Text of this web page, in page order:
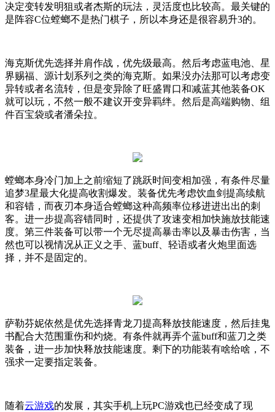
决定变转发明狙或者杰斯的玩法，灵活度也比较高。最关键的
是阵容C位螳螂不是热门棋子，所以本身还是很容易升3的。
海克斯优先选择并肩作战，优先级最高。然后考虑蓝电池、星
界赐福、源计划系列之类的海克斯。如果没办法那可以考虑变
异转或者名流转，但是变异除了旺盛胃口和减蓝其他装备OK
就可以玩，不然一般不建议开变异羁绊。然后是高端购物、组
件百宝袋或者潘朵拉。
螳螂本身冷门加上之前缩短了跳跃时间变相加强，有条件尽量
追梦3星最大化提高收割爆发。装备优先考虑饮血剑提高续航
和容错，而夜刃本身适合螳螂这种高频率位移进进出出的刺
客。进一步提高容错同时，还提供了攻速变相加快施放技能速
度。第三件装备可以带一个无尽提高暴击率以及暴击伤害，当
然也可以视情况从正义之手、蓝buff、轻语或者火炮里面选
择，并不是固定的。
萨勒芬妮依然是优先选择青龙刀提高释放技能速度，然后挂鬼
书配合大范围重伤和灼烧。有条件就再弄个蓝buff和蓝刀之类
装备，进一步加快释放技能速度。剩下的功能装有啥给啥，不
强求一定要指定装备。
随着云游戏的发展，其实手机上玩PC游戏也已经变成了现